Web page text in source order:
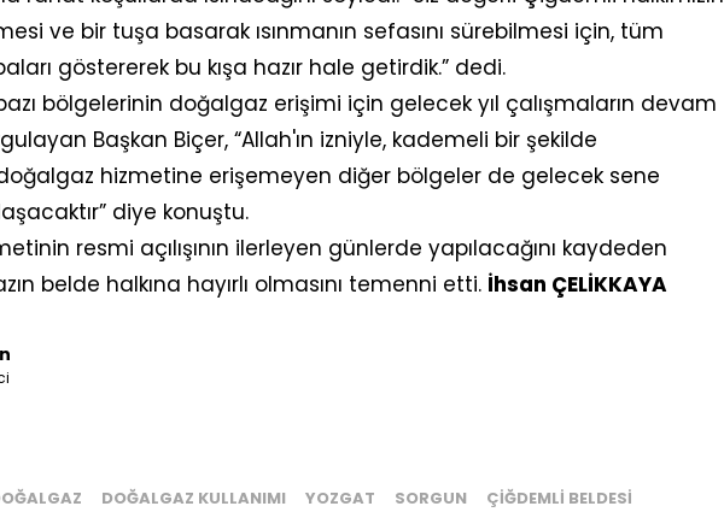
ve bir tuşa basarak ısınmanın sefasını sürebilmesi için, tüm
göstererek bu kışa hazır hale getirdik.” dedi.
bölgelerinin doğalgaz erişimi için gelecek yıl çalışmaların devam
Başkan Biçer, “Allah'ın izniyle, kademeli bir şekilde
doğalgaz hizmetine erişemeyen diğer bölgeler de gelecek sene
diye konuştu.
resmi açılışının ilerleyen günlerde yapılacağını kaydeden
belde halkına hayırlı olmasını temenni etti. İhsan ÇELİKKAYA
DOĞALGAZ KULLANIMI YOZGAT SORGUN ÇIĞDEMLI BELDESI